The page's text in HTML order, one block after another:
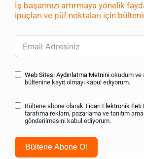
İş başarınızı artırmaya yönelik
ipuçları ve püf noktaları için
Web Sitesi Aydınlatma Metniniokudum ve
bültenine kayıt olmayı kabul ediyorum.
Bültene abone olarak Ticari Elektronik İleti
tarafıma reklam, pazarlama ve tanıtım
gönderilmesini kabul ediyorum.
Bültene Abone Ol